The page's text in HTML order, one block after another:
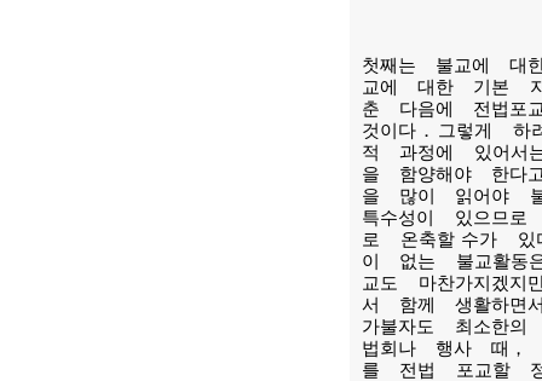
첫째는 불교에 대
교에 대한 기본
춘 다음에 전법포
것이다．그렇게
적 과정에 있어서
을 함양해야 한다
을 많이 읽어야
특수성이 있으므
로 온축할 수가 있
이 없는 불교활동
교도 마찬가지겠
서 함께 생활하면
가불자도 최소한
법회나 행사 때，
를 전법 포교할